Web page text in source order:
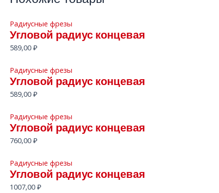
Радиусные фрезы
Угловой радиус концевая
589,00 ₽
Радиусные фрезы
Угловой радиус концевая
589,00 ₽
Радиусные фрезы
Угловой радиус концевая
760,00 ₽
Радиусные фрезы
Угловой радиус концевая
1007,00 ₽